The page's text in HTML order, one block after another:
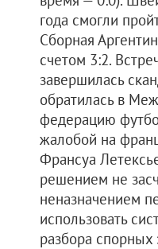
года смогли
Сборная
счетом 3:2.
завершилась
обратилась в
федерацию
жалобой на
Франсуа
решением не
неназначением
использовать
разбора спорных